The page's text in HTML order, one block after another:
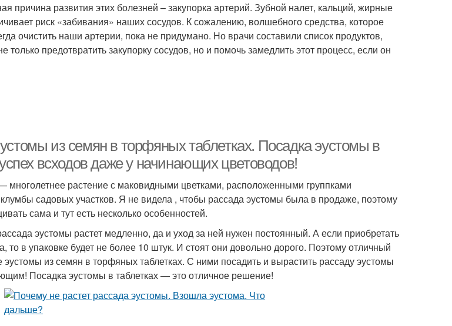
причина развития этих болезней – закупорка артерий. Зубной налет, кальций, жирные
риск «забивания» наших сосудов. К сожалению, волшебного средства, которое
очистить наши артерии, пока не придумано. Но врачи составили список продуктов,
только предотвратить закупорку сосудов, но и помочь замедлить этот процесс, если он
из семян в торфяных таблетках. Посадка эустомы в
всходов даже у начинающих цветоводов!
многолетнее растение с маковидными цветками, расположенными группками
садовых участков. Я не видела , чтобы рассада эустомы была в продаже, поэтому
сама и тут есть несколько особенностей.
эустомы растет медленно, да и уход за ней нужен постоянный. А если приобретать
в упаковке будет не более 10 штук. И стоят они довольно дорого. Поэтому отличный
из семян в торфяных таблетках. С ними посадить и вырастить рассаду эустомы
Посадка эустомы в таблетках — это отличное решение!